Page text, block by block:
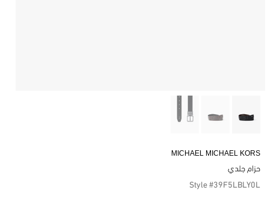
MICHAEL MICHAEL KORS
حزام جلدي
Style #39F5LBLY0L